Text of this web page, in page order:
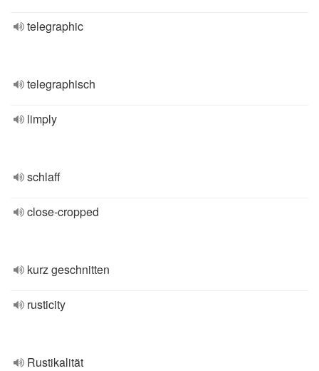
telegraphic
telegraphisch
limply
schlaff
close-cropped
kurz geschnitten
rusticity
Rustikalität